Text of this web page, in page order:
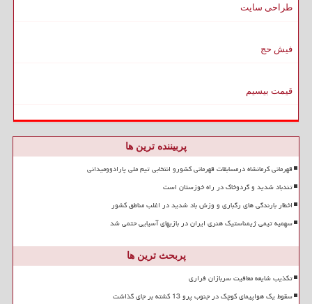
طراحی سایت
فیش حج
قیمت بیسیم
پربیننده ترین ها
قهرمانی کرمانشاه درمسابقات قهرمانی کشورو انتخابی تیم ملی پارادوومیدانی
تندباد شدید و گردوخاک در راه خوزستان است
اخطار بارندگی های رگباری و وزش باد شدید در اغلب مناطق کشور
سهمیه تیمی ژیمناستیک هنری ایران در بازیهای آسیایی حتمی شد
پربحث ترین ها
تکذیب شایعه معافیت سربازان فراری
سقوط یک هواپیمای کوچک در جنوب پرو 13 کشته بر جای گذاشت